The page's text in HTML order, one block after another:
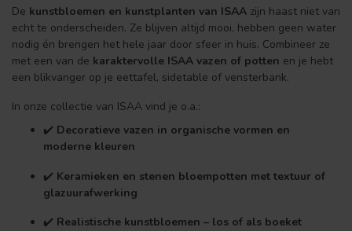
De kunstbloemen en kunstplanten van ISAA zijn haast niet van
echt te onderscheiden. Ze blijven altijd mooi, hebben geen water
nodig én brengen het hele jaar door sfeer in huis. Combineer ze
met een van de karaktervolle ISAA vazen of potten en je hebt
een blikvanger op je eettafel, sidetable of vensterbank.
In onze collectie van ISAA vind je o.a.:
✔️ Decoratieve vazen in organische vormen en
moderne kleuren
✔️ Keramieken en stenen bloempotten met textuur of
glazuurafwerking
✔️ Realistische kunstbloemen – los of als boeket